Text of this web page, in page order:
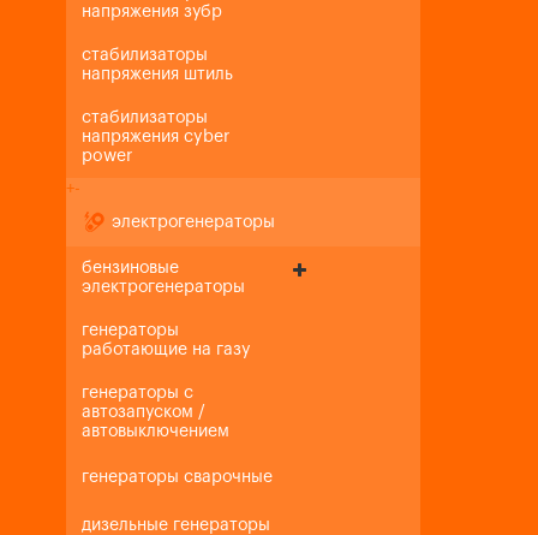
напряжения зубр
стабилизаторы
напряжения штиль
стабилизаторы
напряжения cyber
power
+-
электрогенераторы
бензиновые
электрогенераторы
генераторы
работающие на газу
генераторы с
автозапуском /
автовыключением
генераторы сварочные
дизельные генераторы